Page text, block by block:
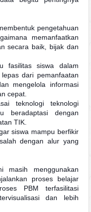
pengetahuan
memanfaatkan
secara baik, bijak dan
fasilitas siswa dalam
dari pemanfaatan
mengelola informasi
cepat.
teknologi teknologi
beradaptasi dengan
TIK.
siswa mampu berfikir
dengan alur yang
menggunakan
proses belajar
PBM terfasilitasi
dan lebih